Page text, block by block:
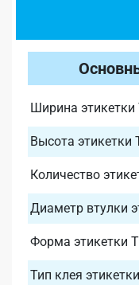
Ширина
Высота этикетки
Количество
Диаметр втулки
Форма этикетки
Тип клея